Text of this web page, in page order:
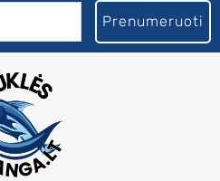
Prenumeruoti